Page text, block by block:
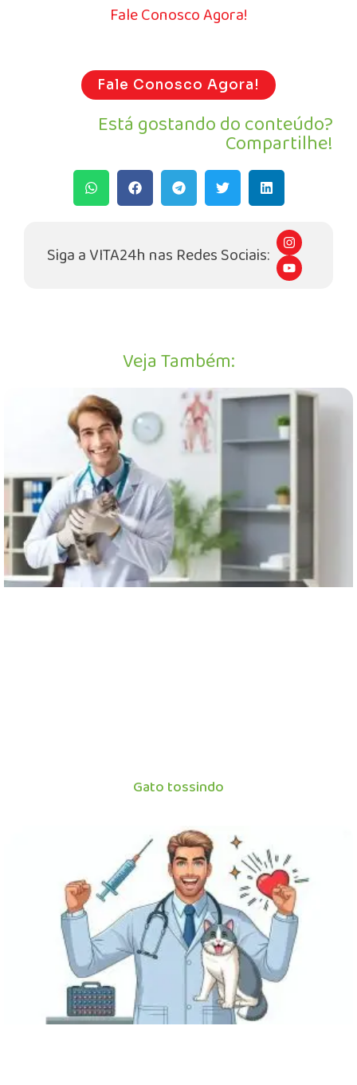
Fale Conosco Agora!
Fale Conosco Agora!
Está gostando do conteúdo?
Compartilhe!
Siga a VITA24h nas Redes Sociais:
I
n
s
t
a
Y
o
u
Veja Também:
Gato tossindo